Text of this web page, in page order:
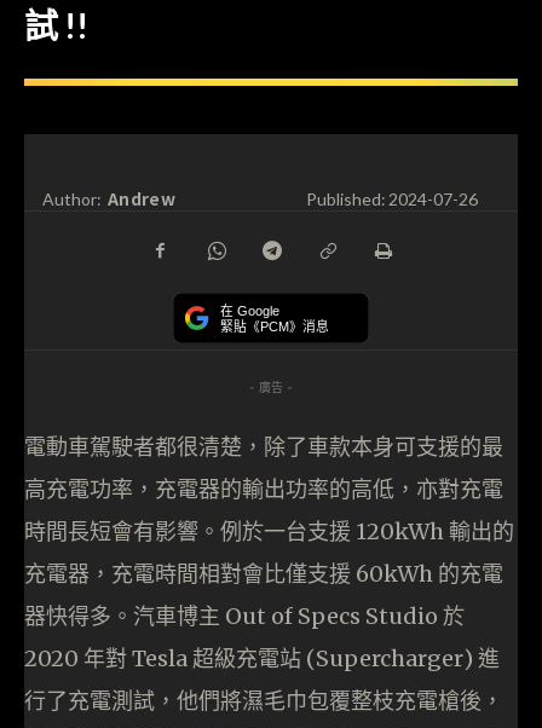
試 !!
Author: Andrew Published:2024-07-26
在 Google
緊貼《PCM》消息
- 廣告 -
電動車駕駛者都很清楚，除了車款本身可支援的最
高充電功率，充電器的輸出功率的高低，亦對充電
時間長短會有影響。例於一台支援 120kWh 輸出的
充電器，充電時間相對會比僅支援 60kWh 的充電
器快得多。汽車博主 Out of Specs Studio 於
2020 年對 Tesla 超級充電站 (Supercharger) 進
行了充電測試，他們將濕毛巾包覆整枝充電槍後，